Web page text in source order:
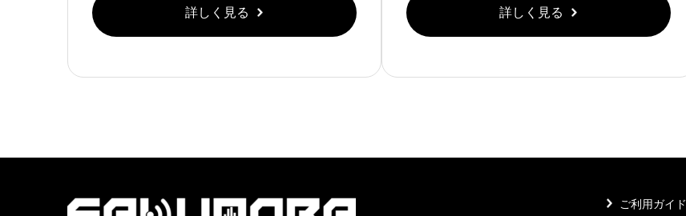
詳しく見る 詳しく見る
ご利用ガイド